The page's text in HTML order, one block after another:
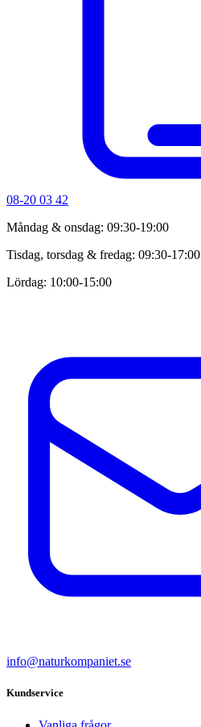
08-20 03 42
Måndag & onsdag: 09:30-19:00
Tisdag, torsdag & fredag: 09:30-17:00
Lördag: 10:00-15:00
info@naturkompaniet.se
Kundservice